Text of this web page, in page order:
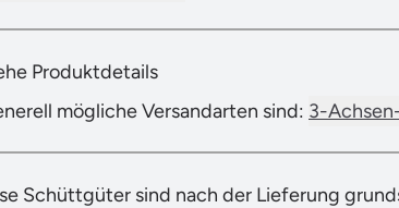
Produktdetails
mögliche Versandarten sind: 3-
Schüttgüter sind nach der Lieferung